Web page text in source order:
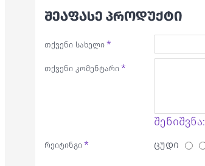
ᲨᲔᲐᲤᲐᲡᲔ ᲞᲠᲝᲓᲣᲥᲢᲘ
თქვენი სახელი
თქვენი კომენტარი
შენიშვნა:
რეიტინგი ცუდი